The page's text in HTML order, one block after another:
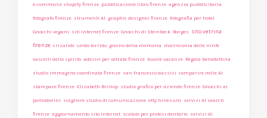
e-commerce shopify firenze pubblicazione libro firenze agenzia pubblicitaria
fotografo firenze strumenti AI graphic designer firenze fotografia per hotel
Gnocchi vegani siti internet firenze Gnocchi di Steinbeck Borges sito vetrina
firenze crisalide caldo torrido giorno della memoria malinconia delle ninfe
vascelli dello spirito adesivi per vetrate firenze buone vacanze Regola benedettina
studio immagine coordinata firenze san francesco dassisi comparire nelle AI
stampare firenze Elizabeth Bishop studio grafico per aziende firenze Gnocchi ai
pomodorini scegliere studio di comunicazione etty hillesum servizi AI search
firenze aggiornamento sito internet scatole per protesi dentarie servizi di